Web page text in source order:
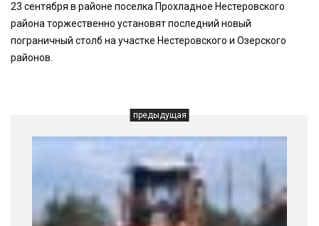
23 сентября в районе поселка Прохладное Нестеровского
района торжественно установят последний новый
пограничный столб на участке Нестеровского и Озерского
районов.
предыдущая